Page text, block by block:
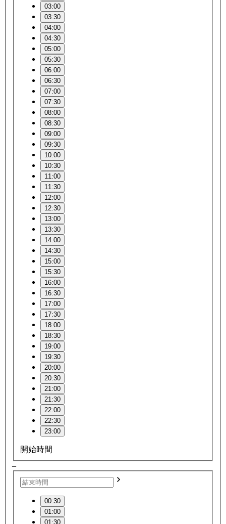
03:00
03:30
04:00
04:30
05:00
05:30
06:00
06:30
07:00
07:30
08:00
08:30
09:00
09:30
10:00
10:30
11:00
11:30
12:00
12:30
13:00
13:30
14:00
14:30
15:00
15:30
16:00
16:30
17:00
17:30
18:00
18:30
19:00
19:30
20:00
20:30
21:00
21:30
22:00
22:30
23:00
開始時間
–
00:30
01:00
01:30